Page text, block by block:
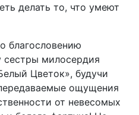
делать то, что умеют
благословению
милосердия
Цветок», будучи
ощущения
от невесомых